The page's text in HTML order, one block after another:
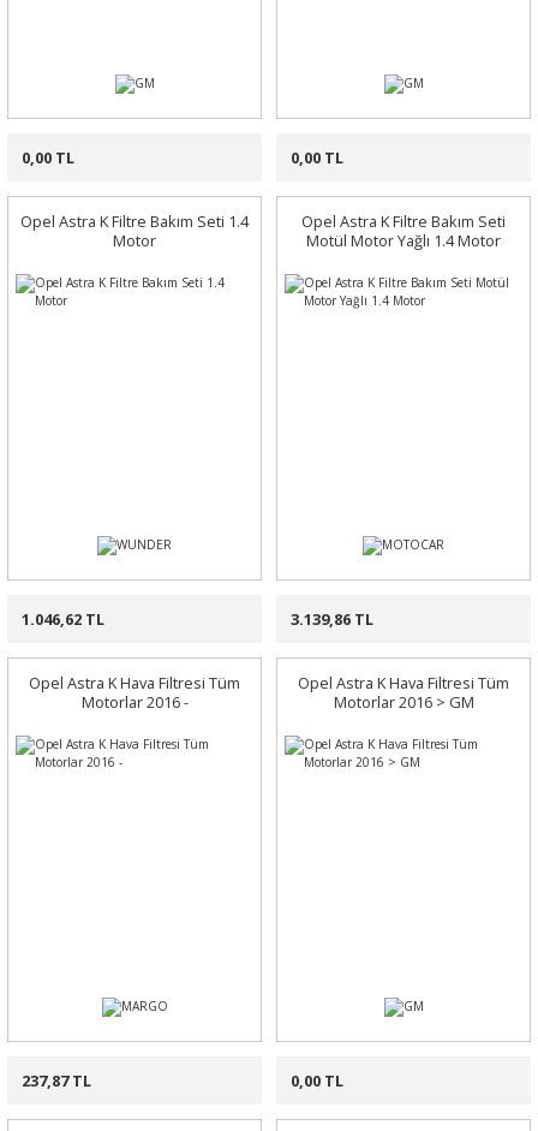
0,00 TL 0,00 TL
Opel Astra K Filtre Bakım Seti 1.4
Motor
1.046,62 TL
Opel Astra K Filtre Bakım Seti
Motül Motor Yağlı 1.4 Motor
3.139,86 TL
Opel Astra K Hava Filtresi Tüm
Motorlar 2016 -
237,87 TL
Opel Astra K Hava Filtresi Tüm
Motorlar 2016 > GM
0,00 TL